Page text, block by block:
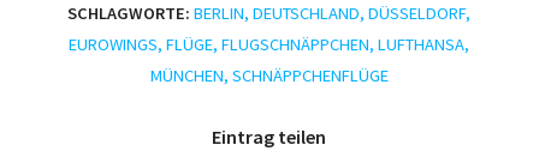
SCHLAGWORTE: BERLIN,DEUTSCHLAND,DÜSSELDORF,
EUROWINGS,FLÜGE,FLUGSCHNÄPPCHEN,LUFTHANSA,
MÜNCHEN, SCHNÄPPCHENFLÜGE
Eintrag teilen